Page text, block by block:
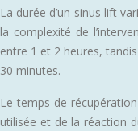
La durée d’un sinus lift
la complexité de
entre 1 et 2 heures,
30 minutes.
Le temps de
utilisée et de la réaction